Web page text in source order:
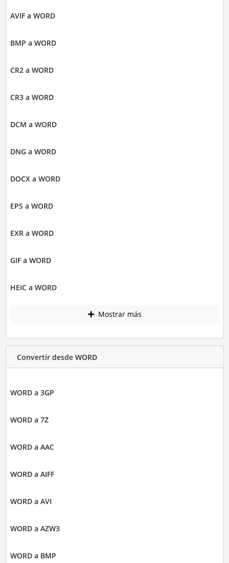
AVIF a WORD
BMP a WORD
CR2 a WORD
CR3 a WORD
DCM a WORD
DNG a WORD
DOCX a WORD
EPS a WORD
EXR a WORD
GIF a WORD
HEIC a WORD
Mostrar más
Convertir desde WORD
WORD a 3GP
WORD a 7Z
WORD a AAC
WORD a AIFF
WORD a AVI
WORD a AZW3
WORD a BMP